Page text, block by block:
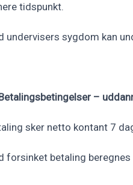
tidspunkt.
undervisers sygdom kan
–
sker netto kontant 7
forsinket betaling